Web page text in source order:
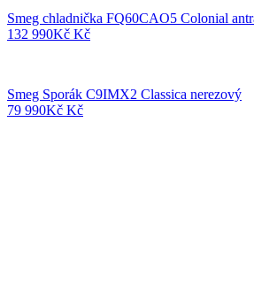
Smeg chladnička FQ60CAO5 Colonial
132 990Kč Kč
Smeg Sporák C9IMX2 Classica nerezový
79 990Kč Kč